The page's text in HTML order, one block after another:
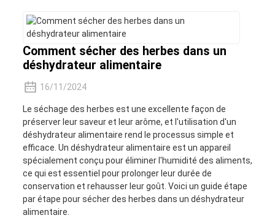
Comment sécher des herbes dans un
déshydrateur alimentaire
16/11/2024
Le séchage des herbes est une excellente façon de
préserver leur saveur et leur arôme, et l'utilisation d'un
déshydrateur alimentaire rend le processus simple et
efficace. Un déshydrateur alimentaire est un appareil
spécialement conçu pour éliminer l'humidité des aliments,
ce qui est essentiel pour prolonger leur durée de
conservation et rehausser leur goût. Voici un guide étape
par étape pour sécher des herbes dans un déshydrateur
alimentaire.